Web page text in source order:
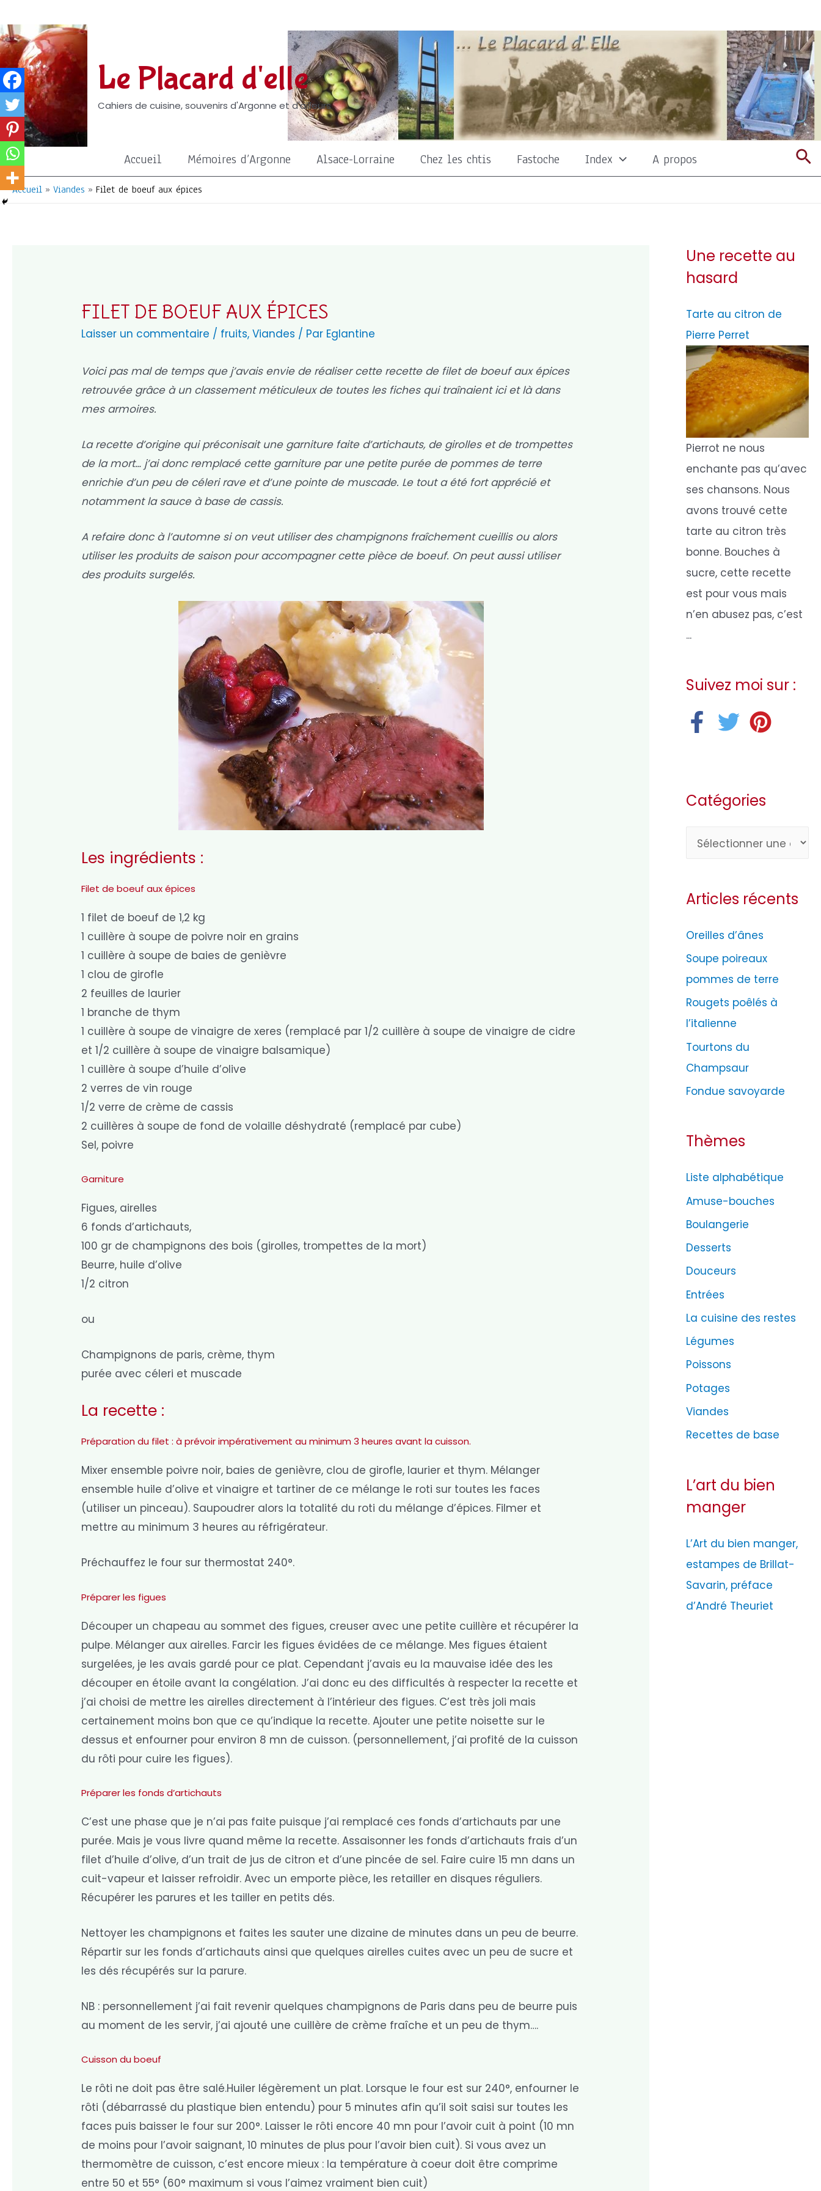
au
contenu
Le Placard d'elle
Cahiers de cuisine, souvenirs d'Argonne et d'ailleurs
Accueil Mémoires d’Argonne Alsace-Lorraine Chez les chtis Fastoche Index A propos
Accueil Viandes Filet de boeuf aux épices
FILET DE BOEUF AUX ÉPICES
Laisser un commentaire / fruits,Viandes / Par Eglantine
Voici pas mal de temps que j’avais envie de réaliser cette recette de filet de boeuf aux épices
retrouvée grâce à un classement méticuleux de toutes les fiches qui traînaient ici et là dans
mes armoires.
La recette d’origine qui préconisait une garniture faite d’artichauts, de girolles et de trompettes
de la mort… j’ai donc remplacé cette garniture par une petite purée de pommes de terre
enrichie d’un peu de céleri rave et d’une pointe de muscade. Le tout a été fort apprécié et
notamment la sauce à base de cassis.
A refaire donc à l’automne si on veut utiliser des champignons fraîchement cueillis ou alors
utiliser les produits de saison pour accompagner cette pièce de boeuf. On peut aussi utiliser
des produits surgelés.
Les ingrédients :
Filet de boeuf aux épices
1 filet de boeuf de 1,2 kg
1 cuillère à soupe de poivre noir en grains
1 cuillère à soupe de baies de genièvre
1 clou de girofle
2 feuilles de laurier
1 branche de thym
1 cuillère à soupe de vinaigre de xeres (remplacé par 1/2 cuillère à soupe de vinaigre de cidre
et 1/2 cuillère à soupe de vinaigre balsamique)
1 cuillère à soupe d’huile d’olive
2 verres de vin rouge
1/2 verre de crème de cassis
2 cuillères à soupe de fond de volaille déshydraté (remplacé par cube)
Sel, poivre
Garniture
Figues, airelles
6 fonds d’artichauts,
100 gr de champignons des bois (girolles, trompettes de la mort)
Beurre, huile d’olive
1/2 citron
ou
Champignons de paris, crème, thym
purée avec céleri et muscade
La recette :
Préparation du filet : à prévoir impérativement au minimum 3 heures avant la cuisson.
Mixer ensemble poivre noir, baies de genièvre, clou de girofle, laurier et thym. Mélanger
ensemble huile d’olive et vinaigre et tartiner de ce mélange le roti sur toutes les faces
(utiliser un pinceau). Saupoudrer alors la totalité du roti du mélange d’épices. Filmer et
mettre au minimum 3 heures au réfrigérateur.
Préchauffez le four sur thermostat 240°.
Préparer les figues
Découper un chapeau au sommet des figues, creuser avec une petite cuillère et récupérer la
pulpe. Mélanger aux airelles. Farcir les figues évidées de ce mélange. Mes figues étaient
surgelées, je les avais gardé pour ce plat. Cependant j’avais eu la mauvaise idée des les
découper en étoile avant la congélation. J’ai donc eu des difficultés à respecter la recette et
j’ai choisi de mettre les airelles directement à l’intérieur des figues. C’est très joli mais
certainement moins bon que ce qu’indique la recette. Ajouter une petite noisette sur le
dessus et enfourner pour environ 8 mn de cuisson. (personnellement, j’ai profité de la cuisson
du rôti pour cuire les figues).
Préparer les fonds d’artichauts
C’est une phase que je n’ai pas faite puisque j’ai remplacé ces fonds d’artichauts par une
purée. Mais je vous livre quand même la recette. Assaisonner les fonds d’artichauts frais d’un
filet d’huile d’olive, d’un trait de jus de citron et d’une pincée de sel. Faire cuire 15 mn dans un
cuit-vapeur et laisser refroidir. Avec un emporte pièce, les retailler en disques réguliers.
Récupérer les parures et les tailler en petits dés.
Nettoyer les champignons et faites les sauter une dizaine de minutes dans un peu de beurre.
Répartir sur les fonds d’artichauts ainsi que quelques airelles cuites avec un peu de sucre et
les dés récupérés sur la parure.
NB : personnellement j’ai fait revenir quelques champignons de Paris dans peu de beurre puis
au moment de les servir, j’ai ajouté une cuillère de crème fraîche et un peu de thym….
Cuisson du boeuf
Le rôti ne doit pas être salé.Huiler légèrement un plat. Lorsque le four est sur 240°, enfourner le
rôti (débarrassé du plastique bien entendu) pour 5 minutes afin qu’il soit saisi sur toutes les
faces puis baisser le four sur 200°. Laisser le rôti encore 40 mn pour l’avoir cuit à point (10 mn
de moins pour l’avoir saignant, 10 minutes de plus pour l’avoir bien cuit). Si vous avez un
thermomètre de cuisson, c’est encore mieux : la température à coeur doit être comprime
entre 50 et 55° (60° maximum si vous l’aimez vraiment bien cuit)
Une recette au
hasard
Tarte au citron de
Pierre Perret
Pierrot ne nous
enchante pas qu’avec
ses chansons. Nous
avons trouvé cette
tarte au citron très
bonne. Bouches à
sucre, cette recette
est pour vous mais
n’en abusez pas, c’est
...
Suivez moi sur :
Catégories
é
o
r
i
e
s
Articles récents
Oreilles d’ânes
Soupe poireaux
pommes de terre
Rougets poêlés à
l’italienne
Tourtons du
Champsaur
Fondue savoyarde
Thèmes
Liste alphabétique
Amuse-bouches
Boulangerie
Desserts
Douceurs
Entrées
La cuisine des restes
Légumes
Poissons
Potages
Viandes
Recettes de base
L’art du bien
manger
L’Art du bien manger,
estampes de Brillat-
Savarin, préface
d’André Theuriet